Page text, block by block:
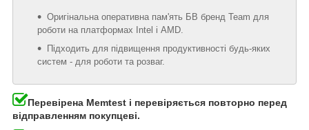
Оригінальна оперативна пам'ять БВ бренд Team для
роботи на платформах Intel і AMD.
Підходить для підвищення продуктивності будь-яких
систем - для роботи та розваг.
Перевірена Memtest і перевіряється повторно перед
відправленням покупцеві.